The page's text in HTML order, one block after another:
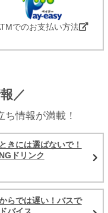
でのお支払い方法
／
情報が満載！
きには選ばないで！
ドリンク
らでは遅い！バスで
バイス